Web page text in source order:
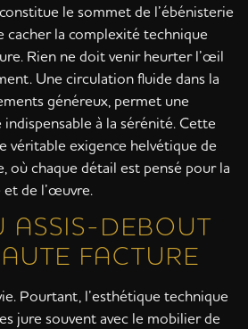
le sommet de l’ébénisterie
cacher la complexité technique
Rien ne doit venir heurter l’œil
Une circulation fluide dans la
généreux, permet une
indispensable à la sérénité. Cette
véritable exigence helvétique de
où chaque détail est pensé pour la
et de l’œuvre.
ASSIS-DEBOUT
FACTURE
Pourtant, l’esthétique technique
jure souvent avec le mobilier de